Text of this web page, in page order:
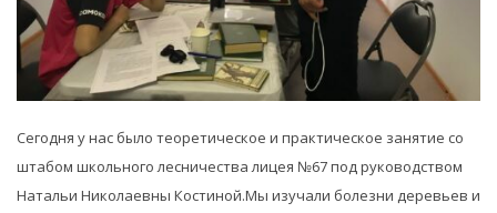
Сегодня у нас было теоретическое и практическое занятие со
штабом школьного лесничества лицея №67 под руководством
Натальи Николаевны Костиной.Мы изучали болезни деревьев и